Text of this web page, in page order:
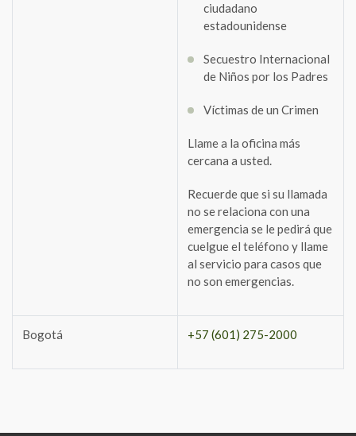
ciudadano
estadounidense
Secuestro Internacional
de Niños por los Padres
Víctimas de un Crimen
Llame a la oficina más
cercana a usted.
Recuerde que si su llamada
no se relaciona con una
emergencia se le pedirá que
cuelgue el teléfono y llame
al servicio para casos que
no son emergencias.
Bogotá +57 (601) 275-2000